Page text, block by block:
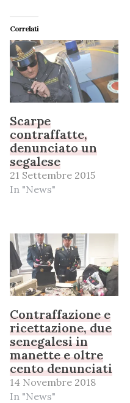
Correlati
Scarpe
contraffatte,
denunciato un
segalese
21 Settembre 2015
In "News"
Contraffazione e
ricettazione, due
senegalesi in
manette e oltre
cento denunciati
14 Novembre 2018
In "News"